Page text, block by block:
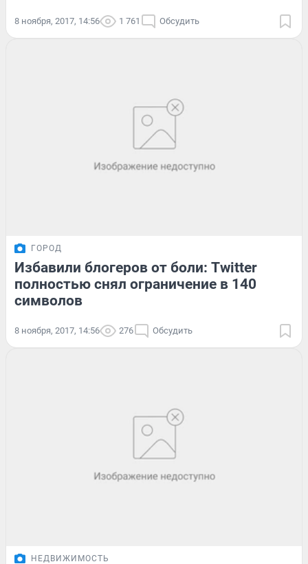
8 ноября, 2017, 14:56 1 761 Обсудить
ГОРОД
Избавили блогеров от боли: Twitter
полностью снял ограничение в 140
символов
8 ноября, 2017, 14:56 276 Обсудить
НЕДВИЖИМОСТЬ